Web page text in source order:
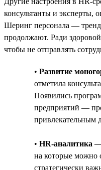
консультанты и эксперты,
Шеринг персонала — тренд
продолжают. Ради
чтобы не отправлять
• Развитие
отметила
Появились
предприятий —
привлекательным
• HR-аналитика —
на которые можно
стратегически